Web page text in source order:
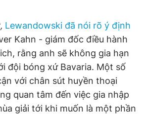
Bạn cần biết
Liên hệ quảng cáo
Lewandowski đã nói rõ ý định
Kahn - giám đốc điều hành
rằng anh sẽ không gia hạn
đội bóng xứ Bavaria. Một số
với chân sút huyền thoại
quan tâm đến việc gia nhập
giải tới khi muốn là một phần